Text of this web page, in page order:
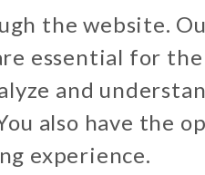
the website.
essential for
and
also have the
experience.